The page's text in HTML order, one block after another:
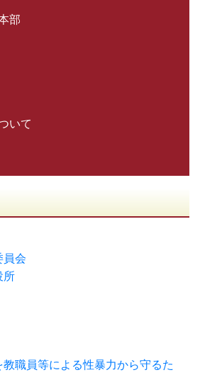
部
いて
員会
所
教職員等による性暴力から守るた